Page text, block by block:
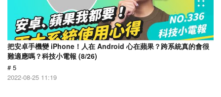
把安卓手機變 iPhone！人在 Android 心在蘋果？跨系統真的會很
難適應嗎？科技小電報 (8/26)
# 5
2022-08-25 11:19